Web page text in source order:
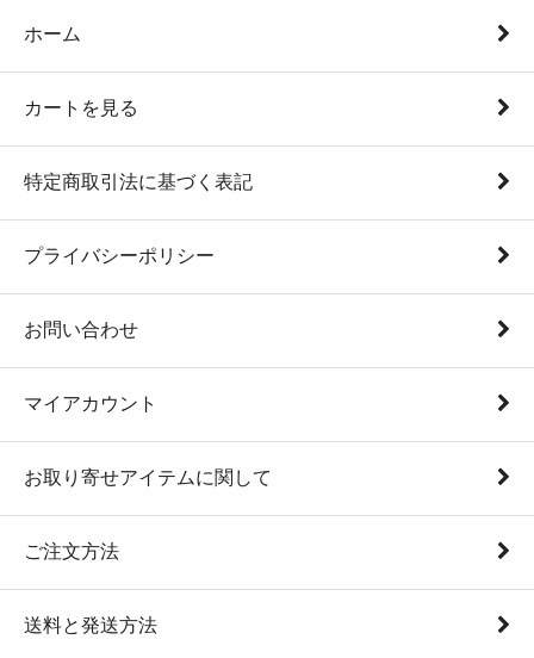
ホーム
カートを見る
特定商取引法に基づく表記
プライバシーポリシー
お問い合わせ
マイアカウント
お取り寄せアイテムに関して
ご注文方法
送料と発送方法